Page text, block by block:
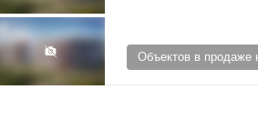
Объектов в продаже